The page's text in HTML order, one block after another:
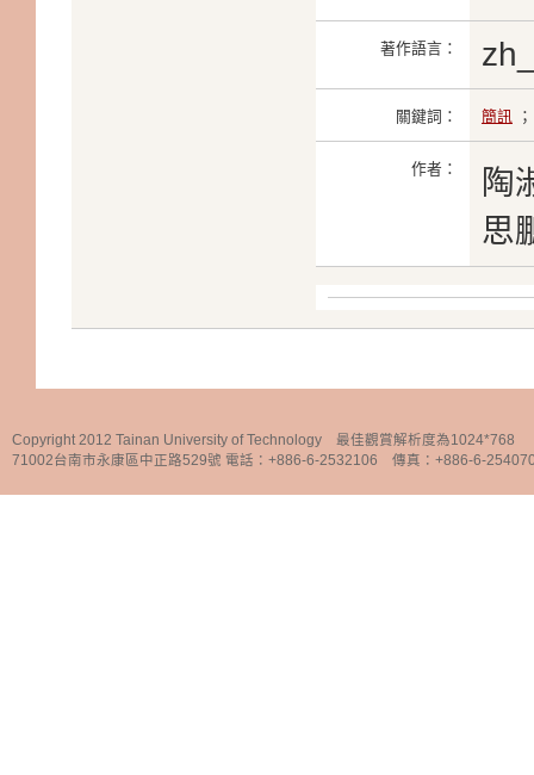
著作語言：
關鍵詞： 簡訊
作者：
陶
思
Copyright 2012 Tainan University of Technology 最佳觀賞解析度為1024*768
71002台南市永康區中正路529號 電話：+886-6-2532106 傳真：+886-6-